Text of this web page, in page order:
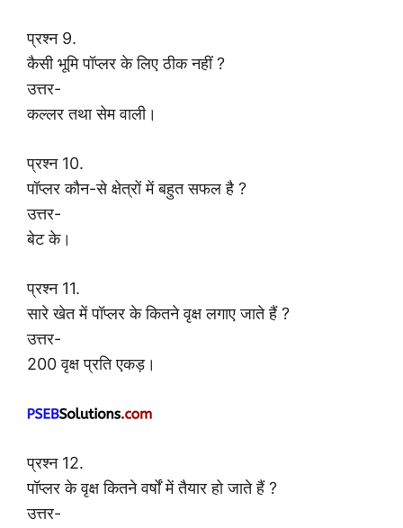
प्रश्न 9.
कैसी भूमि पॉप्लर के लिए ठीक नहीं ?
उत्तर-
कल्लर तथा सेम वाली।
प्रश्न 10.
पॉप्लर कौन-से क्षेत्रों में बहुत सफल है ?
उत्तर-
बेट के।
प्रश्न 11.
सारे खेत में पॉप्लर के कितने वृक्ष लगाए जाते हैं ?
उत्तर-
200 वृक्ष प्रति एकड़।
प्रश्न 12.
पॉप्लर के वृक्ष कितने वर्षों में तैयार हो जाते हैं ?
उत्तर-